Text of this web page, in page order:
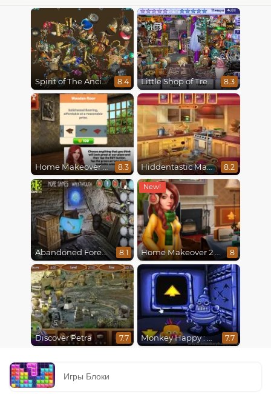
Spirit of The Ancient Forest 8.4 Little Shop of Treasures 8.3
Home Makeover Hidden Object 8.3 Hiddentastic Mansion 8.2
Abandoned Forest House 8.1 Home Makeover 2 Hidden Object 8
Discover Petra 7.7 Monkey Happy : Stage 0112 7.7
Игры Блоки